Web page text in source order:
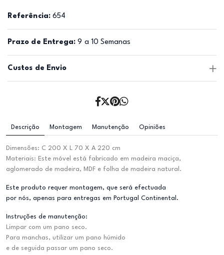
Referência: 654
Prazo de Entrega: 9 a 10 Semanas
Custos de Envio
Descrição Montagem Manutenção Opiniões
Dimensões: C 200 X L 70 X A 220 cm
Materiais: Este móvel está fabricado em madeira maciça,
aglomerado de madeira, MDF e folha de madeira natural.
Este produto requer montagem, que será efectuada
por nós, apenas para entregas em Portugal Continental.
Instruções de manutenção:
Limpar com um pano seco.
Para manchas, utilizar um pano húmido
e de seguida passar um pano seco.